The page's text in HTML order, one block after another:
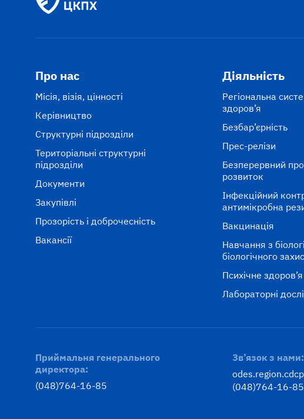
Про нас
Місія, візія, цінності
Керівництво
Структурні підрозділи
Територіальні структурні
підрозділи
Документи
Закупівлі
Прозорість і доброчесність
Вакансії
Діяльність
Регіональна
здоров’я
Безбар’єрність
Прес-релізи
Безперервний
розвиток
Інфекційний
антимікробна
Вакцинація
Навчання з
біологічного
Психічне здоров’я
Лабораторні
Приймальня генерального
директора:
(048)764-16-85
Зв’язок з нами:
(048)764-16-85